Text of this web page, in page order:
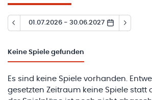
01.07.2026 - 30.06.2027
Keine Spiele gefunden
Es sind keine Spiele vorhanden.
gesetzten Zeitraum keine Spiele statt